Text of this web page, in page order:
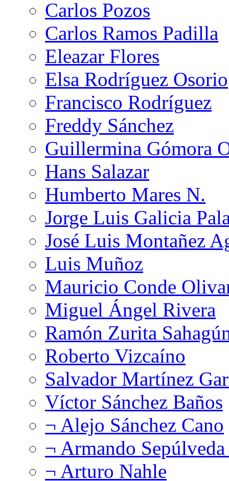
Carlos Pozos
Carlos Ramos Padilla
Eleazar Flores
Elsa Rodríguez Osorio
Francisco Rodríguez
Freddy Sánchez
Guillermina Gómora
Hans Salazar
Humberto Mares N.
Jorge Luis Galicia
José Luis Montañez
Luis Muñoz
Mauricio Conde
Miguel Ángel Rivera
Ramón Zurita
Roberto Vizcaíno
Salvador Martínez
Víctor Sánchez Baños
¬ Alejo Sánchez Cano
¬ Armando
¬ Arturo Nahle